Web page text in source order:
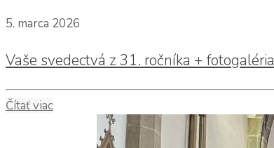
5. marca 2026
Vaše svedectvá z 31. ročníka + fotogaléria
Čítať viac